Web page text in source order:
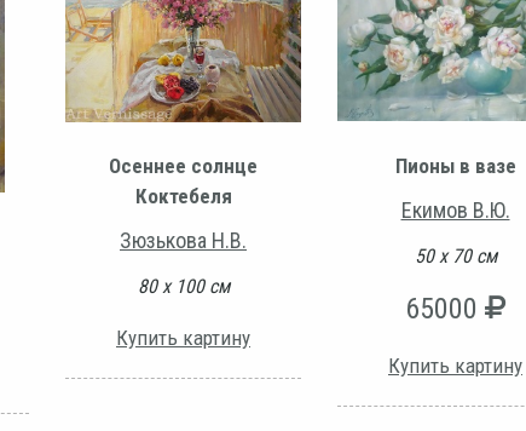
Осеннее солнце
Коктебеля
Зюзькова Н.В.
80 х 100 см
Купить картину
Пионы в вазе
Екимов В.Ю.
50 х 70 см
65000
Купить картину